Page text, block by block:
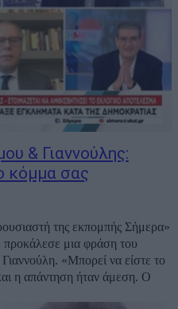
& Γιαννούλης:
κόμμα σας
της εκπομπής Σήμερα»
μια φράση του
«Μπορεί να είστε το
η απάντηση ήταν άμεση. Ο